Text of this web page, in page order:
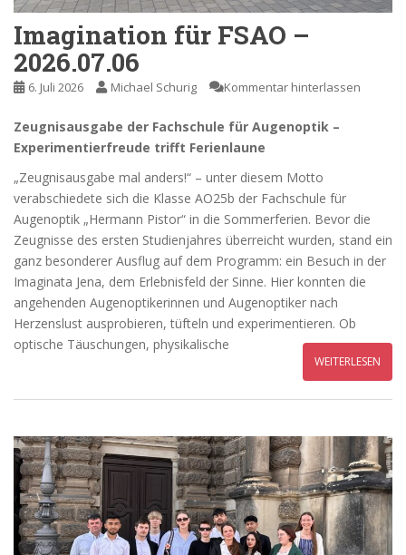
Imagination für FSAO –
2026.07.06
6. Juli 2026 Michael Schurig Kommentar hinterlassen
Zeugnisausgabe der Fachschule für Augenoptik –
Experimentierfreude trifft Ferienlaune
„Zeugnisausgabe mal anders!“ – unter diesem Motto
verabschiedete sich die Klasse AO25b der Fachschule für
Augenoptik „Hermann Pistor“ in die Sommerferien. Bevor die
Zeugnisse des ersten Studienjahres überreicht wurden, stand ein
ganz besonderer Ausflug auf dem Programm: ein Besuch in der
Imaginata Jena, dem Erlebnisfeld der Sinne. Hier konnten die
angehenden Augenoptikerinnen und Augenoptiker nach
Herzenslust ausprobieren, tüfteln und experimentieren. Ob
optische Täuschungen, physikalische
WEITERLESEN